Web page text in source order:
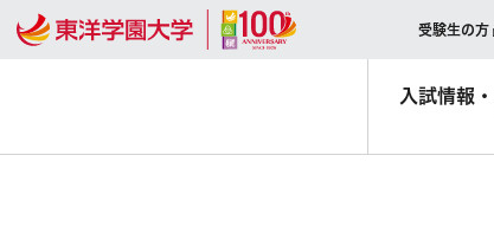
受験生の方
入試情報・